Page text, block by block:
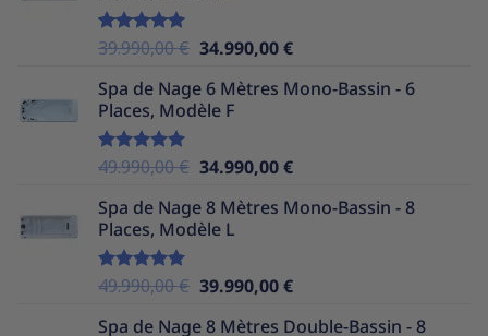
Note5.00
39.990,00€ Le
initial
était :
34.990,00€Le
actuel
Spa de Nage 6 Mètres Mono-Bassin - 6
Places, Modèle F
Note5.00
49.990,00€ Le
initial
était :
34.990,00€Le
actuel
Spa de Nage 8 Mètres Mono-Bassin - 8
Places, Modèle L
Note5.00
49.990,00€ Le
initial
39.990,00€Le
actuel
Spa de Nage 8 Mètres Double-Bassin - 8